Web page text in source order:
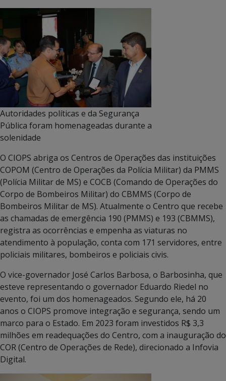
Autoridades políticas e da Segurança
Pública foram homenageadas durante a
solenidade
O CIOPS abriga os Centros de Operações das instituições
COPOM (Centro de Operações da Polícia Militar) da PMMS
(Polícia Militar de MS) e COCB (Comando de Operações do
Corpo de Bombeiros Militar) do CBMMS (Corpo de
Bombeiros Militar de MS). Atualmente o Centro que recebe
as chamadas de emergência 190 (PMMS) e 193 (CBMMS),
registra as ocorrências e empenha as viaturas no
atendimento à população, conta com 171 servidores, entre
policiais militares, bombeiros e policiais civis.
O vice-governador José Carlos Barbosa, o Barbosinha, que
esteve representando o governador Eduardo Riedel no
evento, foi um dos homenageados. Segundo ele, há 20
anos o CIOPS promove integração e segurança, sendo um
marco para o Estado. Em 2023 foram investidos R$ 3,3
milhões em readequações do Centro, com a inauguração do
COR (Centro de Operações de Rede), direcionado a Infovia
Digital.